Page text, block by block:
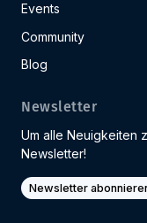
Events
Community
Blog
Newsletter
Um alle Neuigkeiten
Newsletter!
Newsletter